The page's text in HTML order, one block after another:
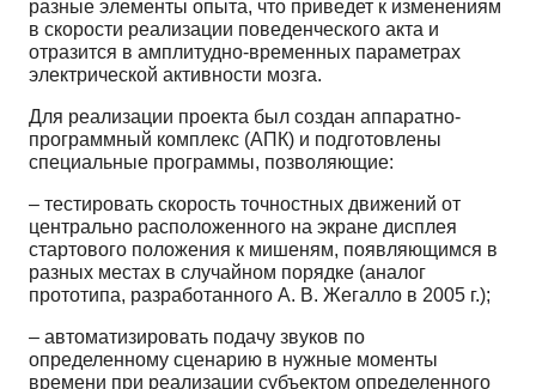
разные элементы опыта, что приведет к изменениям
в скорости реализации поведенческого акта и
отразится в амплитудно-временных параметрах
электрической активности мозга.
Для реализации проекта был создан аппаратно-
программный комплекс (АПК) и подготовлены
специальные программы, позволяющие:
– тестировать скорость точностных движений от
центрально расположенного на экране дисплея
стартового положения к мишеням, появляющимся в
разных местах в случайном порядке (аналог
прототипа, разработанного А. В. Жегалло в 2005 г.);
– автоматизировать подачу звуков по
определенному сценарию в нужные моменты
времени при реализации субъектом определенного